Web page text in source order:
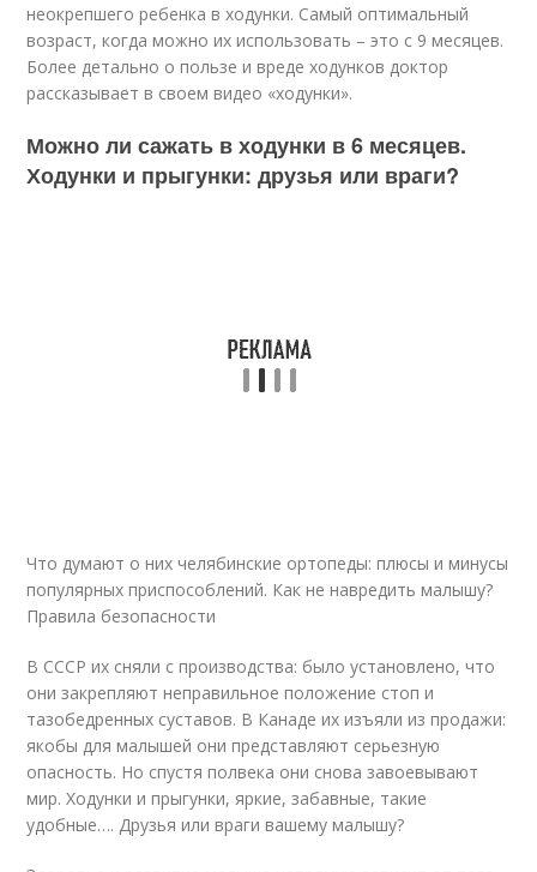
неокрепшего ребенка в ходунки. Самый оптимальный
возраст, когда можно их использовать – это с 9 месяцев.
Более детально о пользе и вреде ходунков доктор
рассказывает в своем видео «ходунки».
Можно ли сажать в ходунки в 6 месяцев.
Ходунки и прыгунки: друзья или враги?
Что думают о них челябинские ортопеды: плюсы и минусы
популярных приспособлений. Как не навредить малышу?
Правила безопасности
В СССР их сняли с производства: было установлено, что
они закрепляют неправильное положение стоп и
тазобедренных суставов. В Канаде их изъяли из продажи:
якобы для малышей они представляют серьезную
опасность. Но спустя полвека они снова завоевывают
мир. Ходунки и прыгунки, яркие, забавные, такие
удобные…. Друзья или враги вашему малышу?